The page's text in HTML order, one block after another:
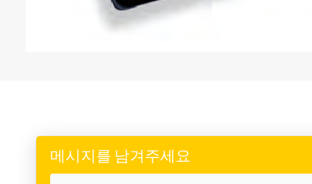
메시지를 남겨주세요